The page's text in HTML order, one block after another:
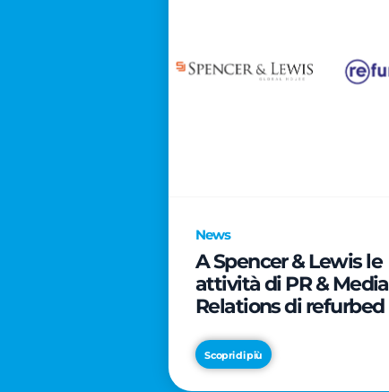
News
A Spencer & Lewis le
attività di PR & Media
Relations di refurbed
Scopri di più